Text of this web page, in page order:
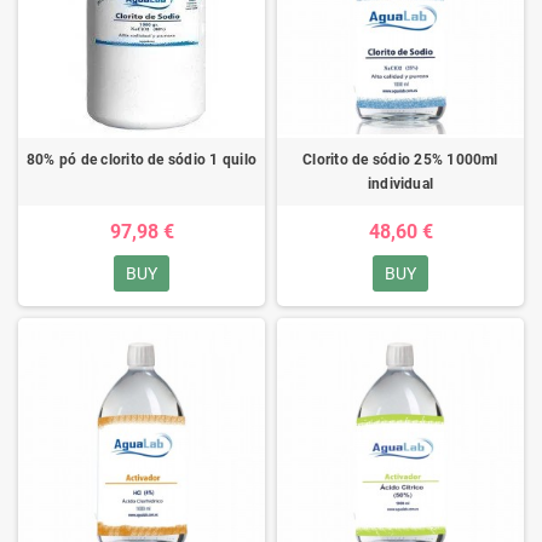
80% pó de clorito de sódio 1 quilo
97,98 €
BUY
Clorito de sódio 25% 1000ml
individual
48,60 €
BUY